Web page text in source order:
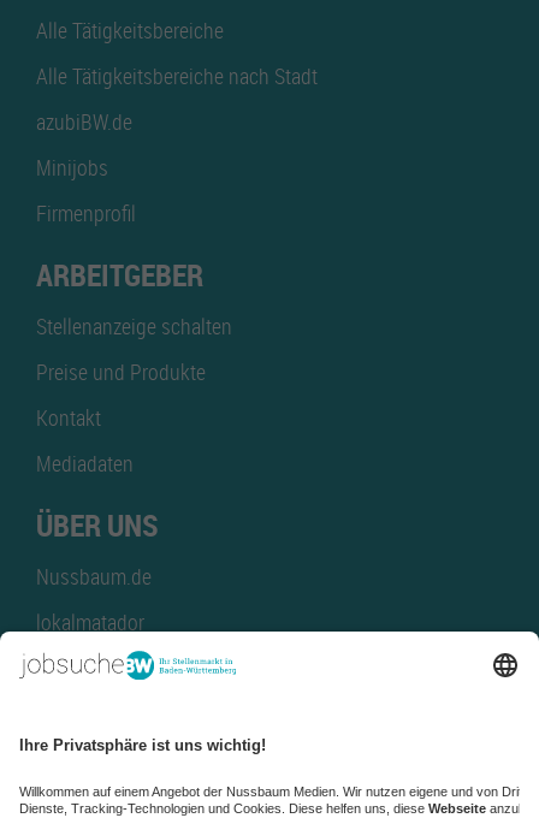
Alle Tätigkeitsbereiche
Alle Tätigkeitsbereiche nach Stadt
azubiBW.de
Minijobs
Firmenprofil
ARBEITGEBER
Stellenanzeige schalten
Preise und Produkte
Kontakt
Mediadaten
ÜBER UNS
Nussbaum.de
lokalmatador
kaufinBW
NussbaumID
Nussbaum Medien